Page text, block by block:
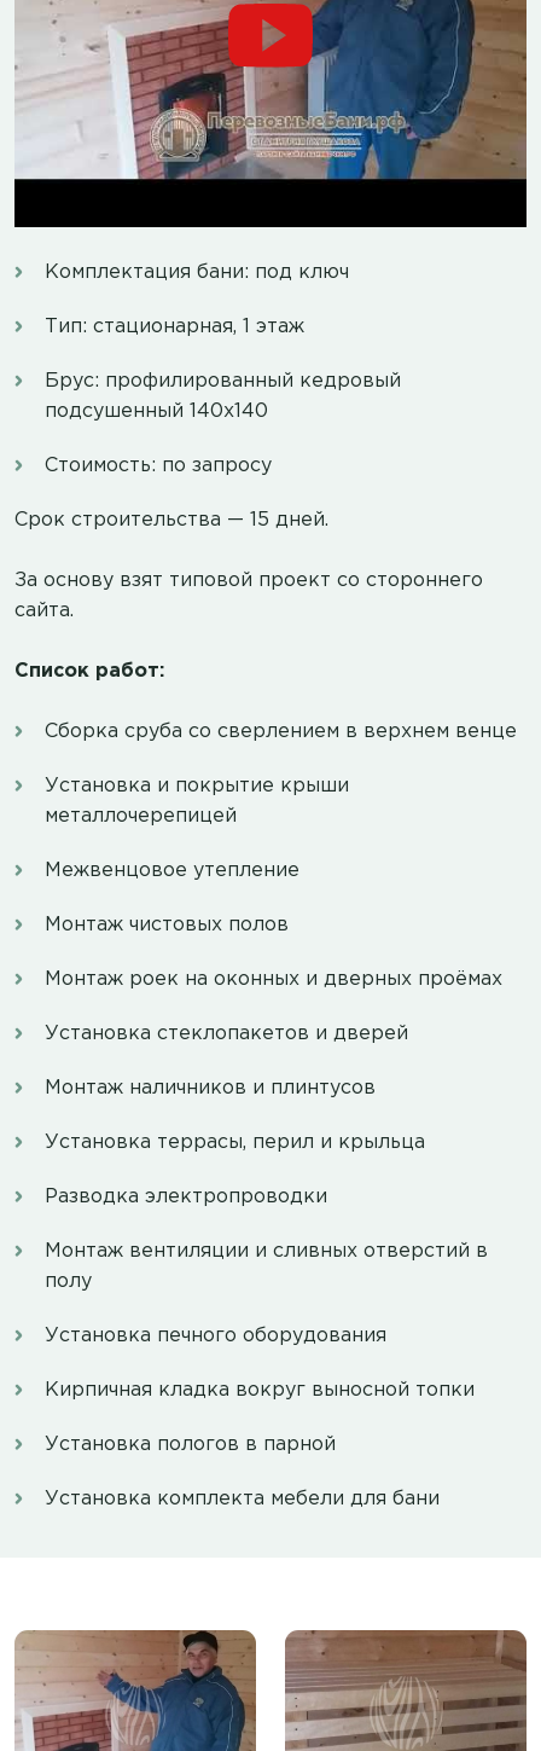
Комплектация бани: под ключ
Тип: стационарная, 1 этаж
Брус: профилированный кедровый
подсушенный 140х140
Стоимость: по запросу
Срок строительства — 15 дней.
За основу взят типовой проект со стороннего
сайта.
Список работ:
Сборка сруба со сверлением в верхнем венце
Установка и покрытие крыши
металлочерепицей
Межвенцовое утепление
Монтаж чистовых полов
Монтаж роек на оконных и дверных проёмах
Установка стеклопакетов и дверей
Монтаж наличников и плинтусов
Установка террасы, перил и крыльца
Разводка электропроводки
Монтаж вентиляции и сливных отверстий в
полу
Установка печного оборудования
Кирпичная кладка вокруг выносной топки
Установка пологов в парной
Установка комплекта мебели для бани